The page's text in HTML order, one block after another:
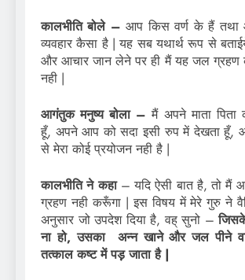
कालभीति बोले – आप किस वर्ण के हैं
व्यवहार कैसा है | यह सब यथार्थ रूप से
और आचार जान लेने पर ही मैं यह जल ग्रहण
नही |
आगंतुक मनुष्य बोला – मैं अपने माता पिता
हूँ, अपने आप को सदा इसी रुप में देखता हूँ,
से मेरा कोई प्रयोजन नही है |
कालभीति ने कहा– यदि ऐसी बात है, तो मैं
ग्रहण नही करूँगा | इस विषय में मेरे गुरु ने
अनुसार जो उपदेश दिया है, वह् सुनो –
ना हो, उसका अन्न खाने और जल पीने
तत्काल कष्ट में पड़़ जाता है |